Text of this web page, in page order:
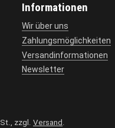
Informationen
Wir über uns
Zahlungsmöglichkeiten
Versandinformationen
Newsletter
zzgl. Versand